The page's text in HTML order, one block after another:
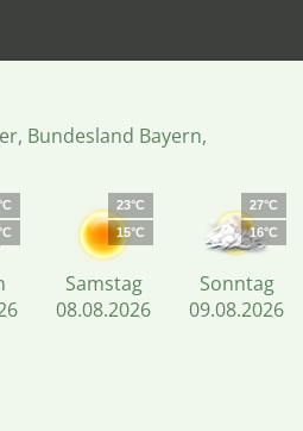
Bundesland Bayern,
23°C
15°C
Samstag
08.08.2026
27°C
16°C
Sonntag
09.08.2026